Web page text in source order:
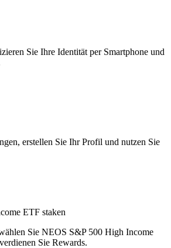
Sie Ihre Identität per Smartphone und
erstellen Sie Ihr Profil und nutzen Sie
ETF staken
Sie NEOS S&P 500 High Income
Sie Rewards.